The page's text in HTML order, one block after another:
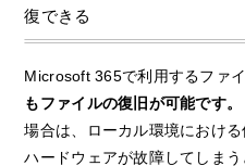
復できる
Microsoft 365で利用するファ
もファイルの復旧が可能です。
場合は、ローカル環境におけ
ハードウェアが故障してしま